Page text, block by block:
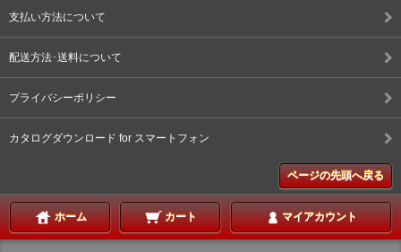
支払い方法について
配送方法･送料について
プライバシーポリシー
カタログダウンロード for スマートフォン
ページの先頭へ戻る
ホーム カート マイアカウント